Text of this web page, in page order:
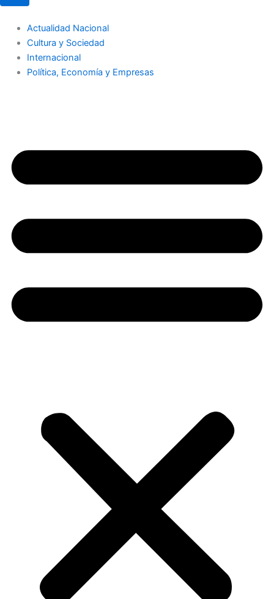
Actualidad Nacional
Cultura y Sociedad
Internacional
Política, Economía y Empresas